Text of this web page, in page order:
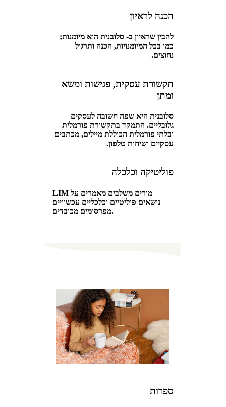
הכנה לראיון
להבין שראיון ב- סלובנית הוא מיומנות;
כמו בכל המיומנויות, הכנה ותרגול
נחוצים.
תקשורת עסקית, פגישות ומשא
ומתן
סלובנית היא שפה חשובה לעסקים
גלובליים. התמקד בתקשורת פורמלית
ובלתי פורמלית הכוללת מיילים, מכתבים
עסקיים ושיחות טלפון.
פוליטיקה וכלכלה
LIM מורים משלבים מאמרים על
נושאים פוליטיים וכלכליים עכשוויים
מפרסומים מכובדים.
ספרות